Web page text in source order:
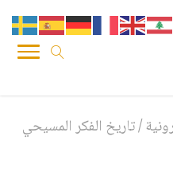
/تاريخ الفكر المسيحي